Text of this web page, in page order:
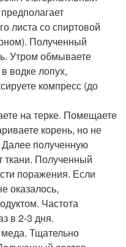
листа со спиртовой
Полученный
Утром обмываете
водке лопух,
компресс (до
на терке. Помещаете
корень, но не
Далее полученную
ткани. Полученный
поражения. Если
оказалось,
Частота
в 2-3 дня.
Тщательно